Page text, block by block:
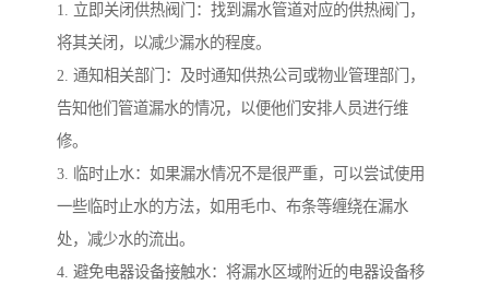
1. 立即关闭供热阀门：找到漏水管道对应的供热阀门，
将其关闭，以减少漏水的程度。
2. 通知相关部门：及时通知供热公司或物业管理部门，
告知他们管道漏水的情况，以便他们安排人员进行维
修。
3. 临时止水：如果漏水情况不是很严重，可以尝试使用
一些临时止水的方法，如用毛巾、布条等缠绕在漏水
处，减少水的流出。
4. 避免电器设备接触水：将漏水区域附近的电器设备移